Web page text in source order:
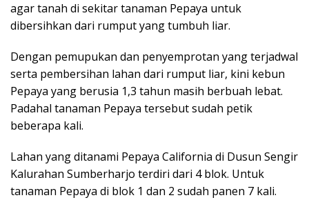
agar tanah di sekitar tanaman Pepaya untuk
dibersihkan dari rumput yang tumbuh liar.
Dengan pemupukan dan penyemprotan yang terjadwal
serta pembersihan lahan dari rumput liar, kini kebun
Pepaya yang berusia 1,3 tahun masih berbuah lebat.
Padahal tanaman Pepaya tersebut sudah petik
beberapa kali.
Lahan yang ditanami Pepaya California di Dusun Sengir
Kalurahan Sumberharjo terdiri dari 4 blok. Untuk
tanaman Pepaya di blok 1 dan 2 sudah panen 7 kali.